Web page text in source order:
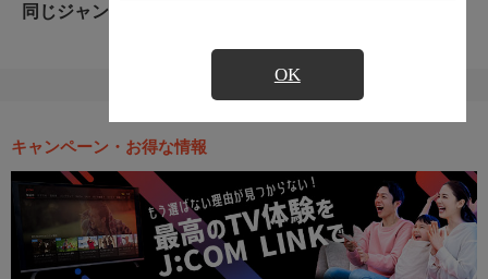
OK
同じジャンルのおすすめ番組
キャンペーン・お得な情報